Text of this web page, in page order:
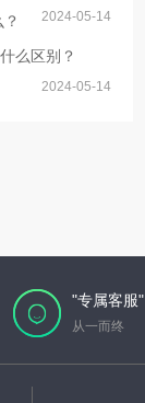
2024-05-14
么区别？
2024-05-14
"专属客服"
从一而终